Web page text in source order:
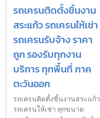
รถเครนติดตั้งชิ้นงาน
สระแก้ว รถเครนให้เช่า
รถเครนรับจ้าง ราคา
ถูก รองรับทุกงาน
บริการ ทุกพื้นที่ ภาค
ตะวันออก
รถเครนติดตั้งชิ้นงานสระแก้ว
รถเครนให้เช่า ทุกขนาด